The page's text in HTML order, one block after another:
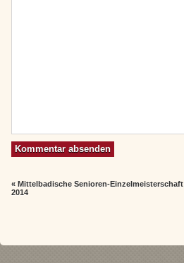
«Mittelbadische Senioren-Einzelmeisterschaft
2014